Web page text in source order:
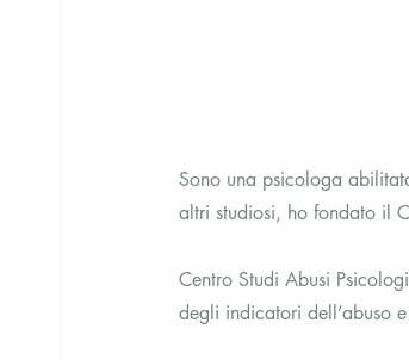
Sono una psicologa
altri studiosi, ho fondato il
Centro Studi Abusi
degli indicatori dell’abuso